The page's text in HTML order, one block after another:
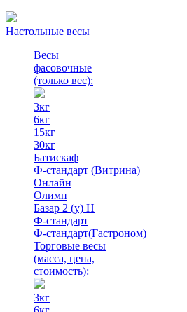
Настольные весы
Весы
фасовочные
(только вес):
3кг
6кг
15кг
30кг
Батискаф
Ф-стандарт (Витрина)
Онлайн
Олимп
Базар 2 (у) Н
Ф-стандарт
Ф-стандарт(Гастроном)
Торговые весы
(масса, цена,
стоимость):
3кг